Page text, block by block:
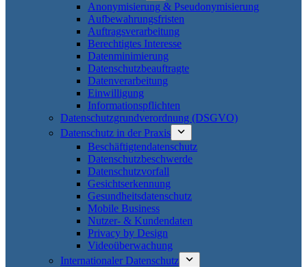
Anonymisierung & Pseudonymisierung
Aufbewahrungsfristen
Auftragsverarbeitung
Berechtigtes Interesse
Datenminimierung
Datenschutzbeauftragte
Datenverarbeitung
Einwilligung
Informationspflichten
Datenschutzgrundverordnung (DSGVO)
Datenschutz in der Praxis
Beschäftigtendatenschutz
Datenschutzbeschwerde
Datenschutzvorfall
Gesichtserkennung
Gesundheitsdatenschutz
Mobile Business
Nutzer- & Kundendaten
Privacy by Design
Videoüberwachung
Internationaler Datenschutz